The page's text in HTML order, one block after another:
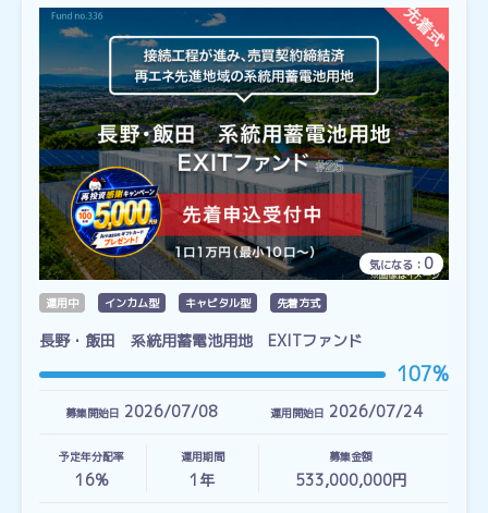
気になる： 0
運用中 インカム型 キャピタル型 先着方式
長野・飯田 系統用蓄電池用地 EXITファンド
107%
募集開始日 2026/07/08 運用開始日 2026/07/24
予定年分配率
16%
運用期間
1 年
募集金額
533,000,000円